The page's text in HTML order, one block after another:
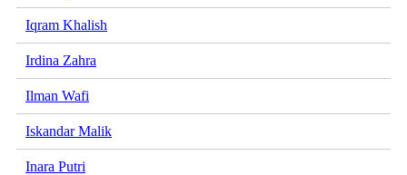
Iqram Khalish
Irdina Zahra
Ilman Wafi
Iskandar Malik
Inara Putri